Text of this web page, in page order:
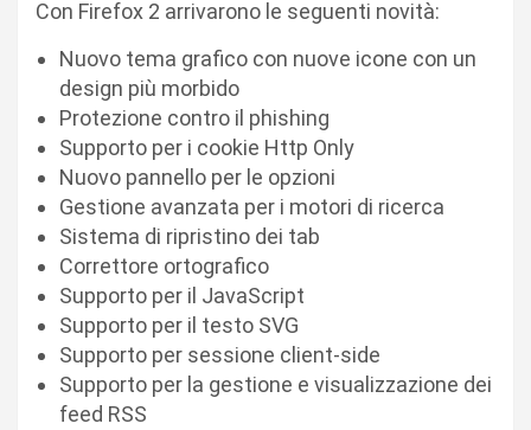
Con Firefox 2 arrivarono le seguenti novità:
Nuovo tema grafico con nuove icone con un
design più morbido
Protezione contro il phishing
Supporto per i cookie Http Only
Nuovo pannello per le opzioni
Gestione avanzata per i motori di ricerca
Sistema di ripristino dei tab
Correttore ortografico
Supporto per il JavaScript
Supporto per il testo SVG
Supporto per sessione client-side
Supporto per la gestione e visualizzazione dei
feed RSS